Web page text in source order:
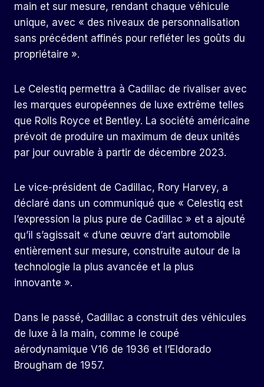
main et sur mesure, rendant chaque véhicule
unique, avec « des niveaux de personnalisation
sans précédent affinés pour refléter les goûts du
propriétaire ».
Le Celestiq permettra à Cadillac de rivaliser avec
les marques européennes de luxe extrême telles
que Rolls Royce et Bentley. La société américaine
prévoit de produire un maximum de deux unités
par jour ouvrable à partir de décembre 2023.
Le vice-président de Cadillac, Rory Harvey, a
déclaré dans un communiqué que « Celestiq est
l’expression la plus pure de Cadillac » et a ajouté
qu’il s’agissait « d’une œuvre d’art automobile
entièrement sur mesure, construite autour de la
technologie la plus avancée et la plus
innovante ».
Dans le passé, Cadillac a construit des véhicules
de luxe à la main, comme le coupé
aérodynamique V16 de 1936 et l’Eldorado
Brougham de 1957.